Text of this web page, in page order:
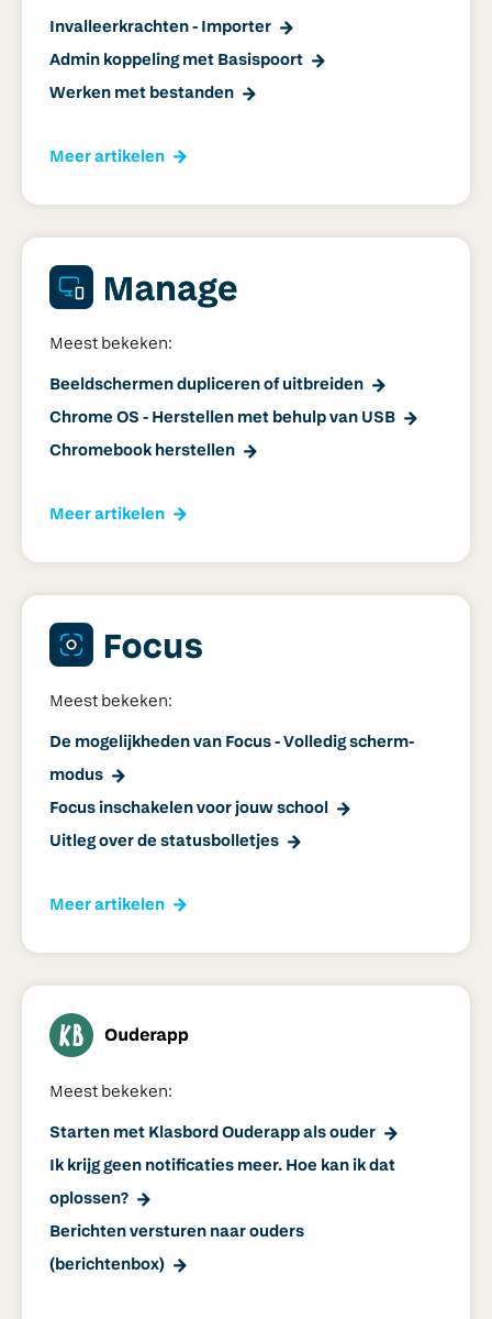
Invalleerkrachten - Importer
Admin koppeling met Basispoort
Werken met bestanden
Meer artikelen
Meest bekeken:
Beeldschermen dupliceren of uitbreiden
Chrome OS - Herstellen met behulp van USB
Chromebook herstellen
Meer artikelen
Meest bekeken:
De mogelijkheden van Focus - Volledig scherm-
modus
Focus inschakelen voor jouw school
Uitleg over de statusbolletjes
Meer artikelen
Meest bekeken:
Starten met Klasbord Ouderapp als ouder
Ik krijg geen notificaties meer. Hoe kan ik dat
oplossen?
Berichten versturen naar ouders
(berichtenbox)